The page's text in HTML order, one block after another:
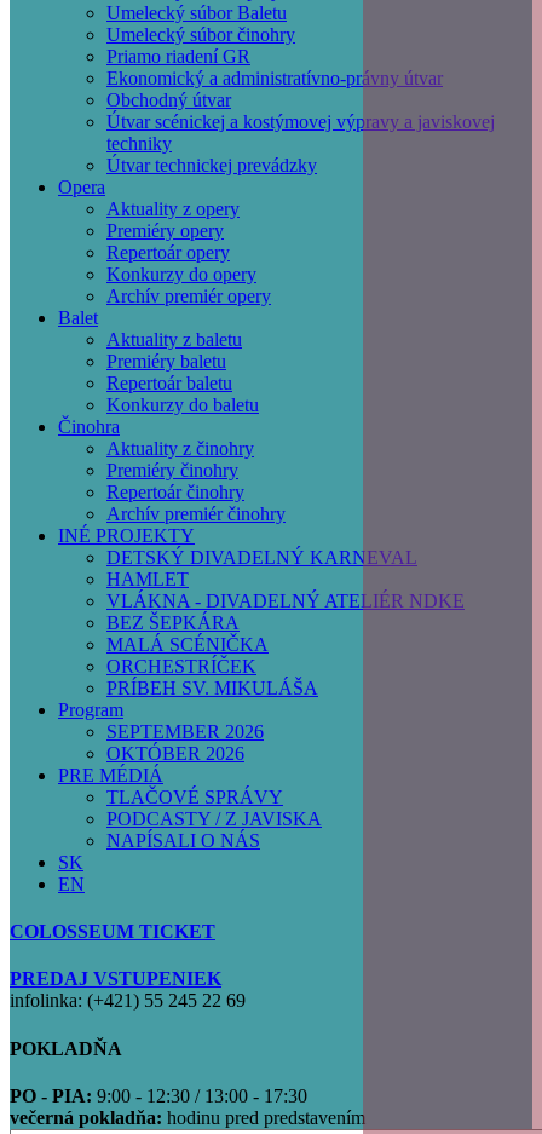
Umelecký súbor Baletu
Umelecký súbor činohry
Priamo riadení GR
Ekonomický a administratívno-právny útvar
Obchodný útvar
Útvar scénickej a kostýmovej výpravy a javiskovej
techniky
Útvar technickej prevádzky
Opera
Aktuality z opery
Premiéry opery
Repertoár opery
Konkurzy do opery
Archív premiér opery
Balet
Aktuality z baletu
Premiéry baletu
Repertoár baletu
Konkurzy do baletu
Činohra
Aktuality z činohry
Premiéry činohry
Repertoár činohry
Archív premiér činohry
INÉ PROJEKTY
DETSKÝ DIVADELNÝ KARNEVAL
HAMLET
VLÁKNA - DIVADELNÝ ATELIÉR NDKE
BEZ ŠEPKÁRA
MALÁ SCÉNIČKA
ORCHESTRÍČEK
PRÍBEH SV. MIKULÁŠA
Program
SEPTEMBER 2026
OKTÓBER 2026
PRE MÉDIÁ
TLAČOVÉ SPRÁVY
PODCASTY / Z JAVISKA
NAPÍSALI O NÁS
SK
EN
COLOSSEUM TICKET
PREDAJ VSTUPENIEK
infolinka: (+421) 55 245 22 69
POKLADŇA
PO - PIA: 9:00 - 12:30 / 13:00 - 17:30
večerná pokladňa: hodinu pred predstavením